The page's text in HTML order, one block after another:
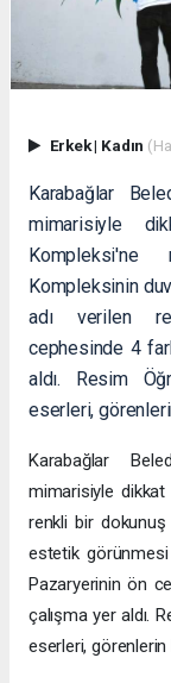
Erkek| Kadın
Karabağlar
mimarisiyle
Kompleksinin
adı verilen
cephesinde 4
aldı. Resim
eserleri,
Karabağlar
mimarisiyle
renkli bir dokunuş
estetik görünmesi
Pazaryerinin ön
çalışma yer aldı.
eserleri, görenlerin